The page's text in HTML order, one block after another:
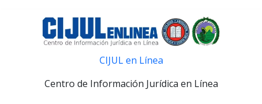
CIJUL en Línea
Centro de Información Jurídica en Línea